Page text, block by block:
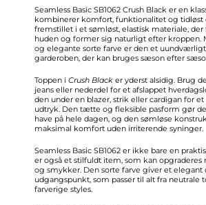
Seamless Basic SB1062 Crush Black er en
kombinerer komfort, funktionalitet og tidløst
fremstillet i et sømløst, elastisk materiale,
huden og former sig naturligt efter kroppen.
og elegante sorte farve er den et
garderoben, der kan bruges sæson efter
Toppen i Crush Black er yderst alsidig. Brug
jeans eller nederdel for et afslappet
den under en blazer, strik eller cardigan for
udtryk. Den tætte og fleksible pasform gør
have på hele dagen, og den sømløse
maksimal komfort uden irriterende syninger.
Seamless Basic SB1062 er ikke bare en
er også et stilfuldt item, som kan opgraderes
og smykker. Den sorte farve giver et elegant
udgangspunkt, som passer til alt fra neutrale
farverige styles.